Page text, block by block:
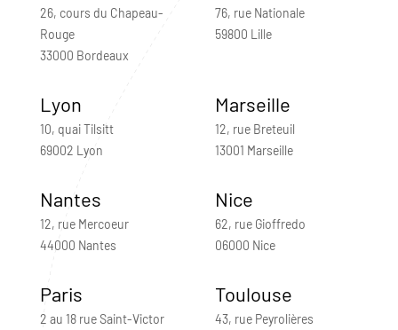
26, cours du Chapeau-
Rouge
33000 Bordeaux
76, rue Nationale
59800 Lille
Lyon
10, quai Tilsitt
69002 Lyon
Marseille
12, rue Breteuil
13001 Marseille
Nantes
12, rue Mercoeur
44000 Nantes
Nice
62, rue Gioffredo
06000 Nice
Paris
2 au 18 rue Saint-Victor
Toulouse
43, rue Peyrolières